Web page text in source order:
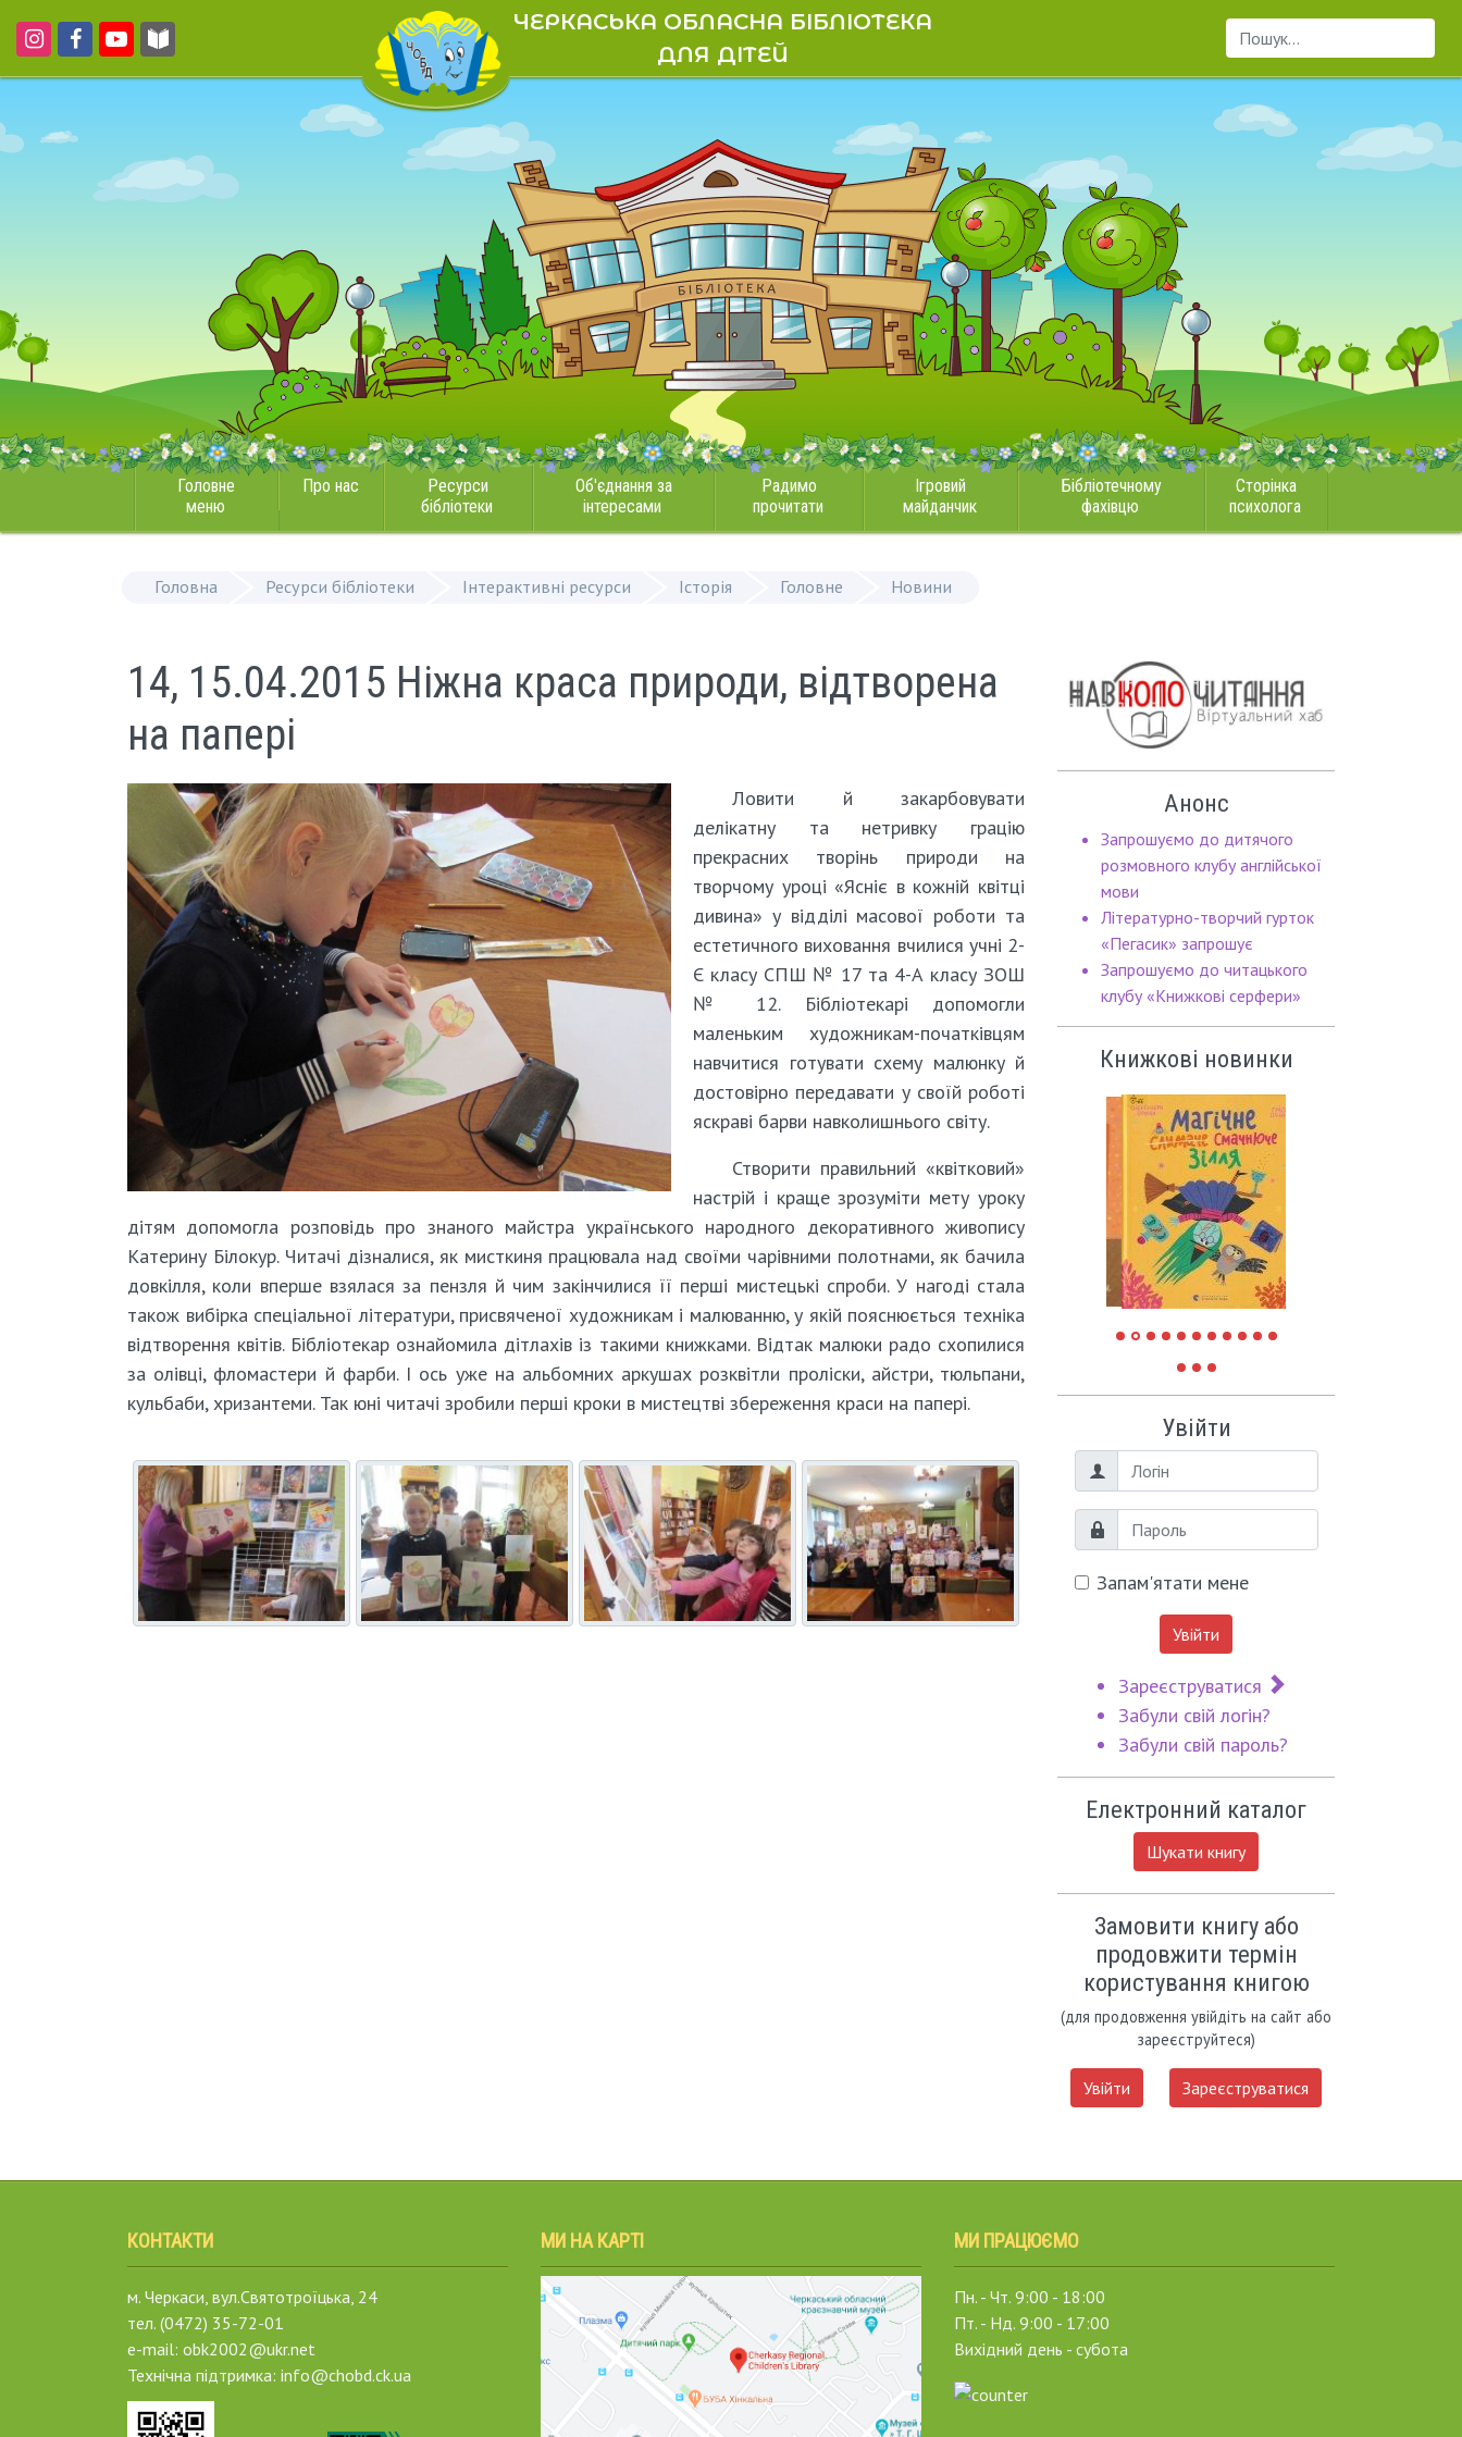
ЧЕРКАСЬКА ОБЛАСНА БІБЛІОТЕКА
ДЛЯ ДІТЕЙ
Пошук...
Головне
меню
Про нас
Ресурси
бібліотеки
Об'єднання за
інтересами
Радимо
прочитати
Ігровий
майданчик
Бібліотечному
фахівцю
Сторінка
психолога
Головна Ресурси бібліотеки Інтерактивні ресурси Історія Головне Новини
14, 15.04.2015 Ніжна краса природи, відтворена
на папері
Ловити й закарбовувати
делікатну та нетривку грацію
прекрасних творінь природи на
творчому уроці «Ясніє в кожній квітці
дивина» у відділі масової роботи та
естетичного виховання вчилися учні 2-
Є класу СПШ № 17 та 4-А класу ЗОШ
№ 12. Бібліотекарі допомогли
маленьким художникам-початківцям
навчитися готувати схему малюнку й
достовірно передавати у своїй роботі
яскраві барви навколишнього світу.
Створити правильний «квітковий»
настрій і краще зрозуміти мету уроку
дітям допомогла розповідь про знаного майстра українського народного декоративного живопису
Катерину Білокур. Читачі дізналися, як мисткиня працювала над своїми чарівними полотнами, як бачила
довкілля, коли вперше взялася за пензля й чим закінчилися її перші мистецькі спроби. У нагоді стала
також вибірка спеціальної літератури, присвяченої художникам і малюванню, у якій пояснюється техніка
відтворення квітів. Бібліотекар ознайомила дітлахів із такими книжками. Відтак малюки радо схопилися
за олівці, фломастери й фарби. І ось уже на альбомних аркушах розквітли проліски, айстри, тюльпани,
кульбаби, хризантеми. Так юні читачі зробили перші кроки в мистецтві збереження краси на папері.
Анонс
Запрошуємо до дитячого
розмовного клубу англійської
мови
Літературно-творчий гурток
«Пегасик» запрошує
Запрошуємо до читацького
клубу «Книжкові серфери»
Книжкові новинки
Увійти
Логін
Пароль
Запам'ятати мене
Увійти
Зареєструватися
Забули свій логін?
Забули свій пароль?
Електронний каталог
Шукати книгу
Замовити книгу або
продовжити термін
користування книгою
(для продовження увійдіть на сайт або
зареєструйтеся)
Увійти Зареєструватися
КОНТАКТИ
м. Черкаси, вул.Святотроїцька, 24
тел. (0472) 35-72-01
e-mail: obk2002@ukr.net
Технічна підтримка: info@chobd.ck.ua
МИ НА КАРТІ МИ ПРАЦЮЄМО
Пн. - Чт. 9:00 - 18:00
Пт. - Нд. 9:00 - 17:00
Вихідний день - субота